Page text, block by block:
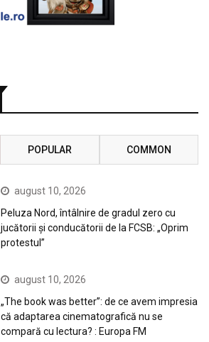
POPULAR COMMON
august 10, 2026
Peluza Nord, întâlnire de gradul zero cu
jucătorii și conducătorii de la FCSB: „Oprim
protestul”
august 10, 2026
„The book was better”: de ce avem impresia
că adaptarea cinematografică nu se
compară cu lectura? : Europa FM